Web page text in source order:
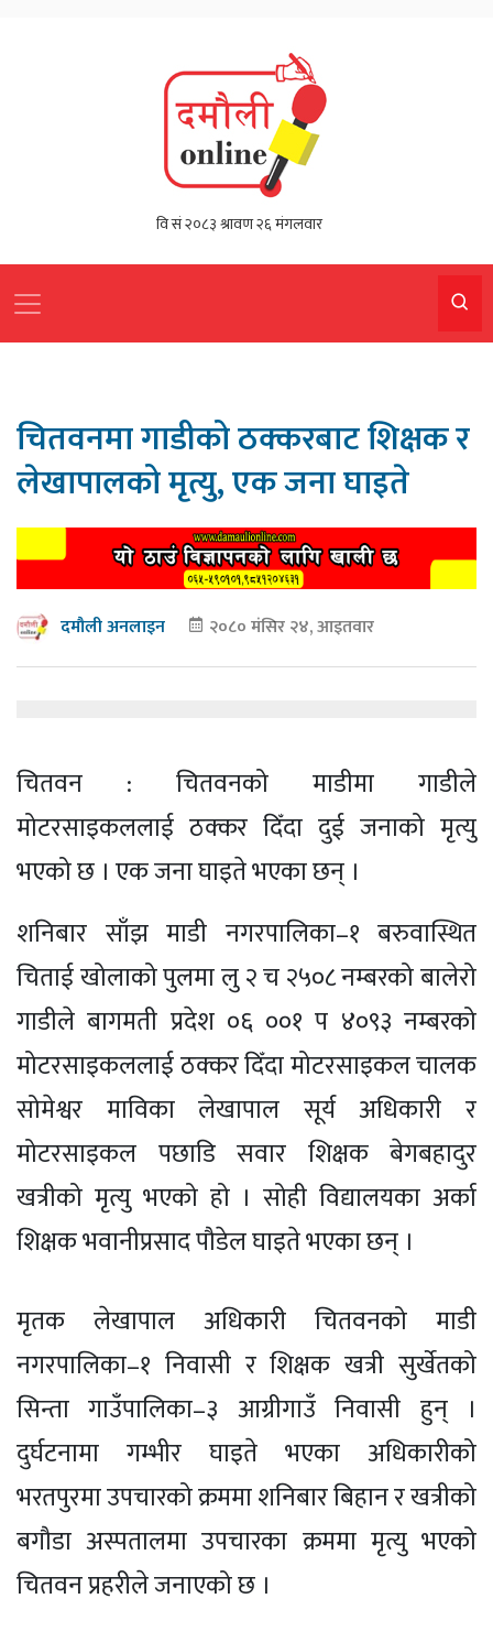
चितवनमा गाडीको ठक्करबाट शिक्षक र
लेखापालको मृत्यु, एक जना घाइते
दमौली अनलाइन २०८० मंसिर २४, आइतवार
चितवन : चितवनको माडीमा गाडीले
मोटरसाइकललाई ठक्कर दिँदा दुई जनाको मृत्यु
भएको छ । एक जना घाइते भएका छन् ।
शनिबार साँझ माडी नगरपालिका–१ बरुवास्थित
चिताई खोलाको पुलमा लु २ च २५०८ नम्बरको बालेरो
गाडीले बागमती प्रदेश ०६ ००१ प ४०९३ नम्बरको
मोटरसाइकललाई ठक्कर दिँदा मोटरसाइकल चालक
सोमेश्वर माविका लेखापाल सूर्य अधिकारी र
मोटरसाइकल पछाडि सवार शिक्षक बेगबहादुर
खत्रीको मृत्यु भएको हो । सोही विद्यालयका अर्का
शिक्षक भवानीप्रसाद पौडेल घाइते भएका छन् ।
मृतक लेखापाल अधिकारी चितवनको माडी
नगरपालिका–१ निवासी र शिक्षक खत्री सुर्खेतको
सिन्ता गाउँपालिका–३ आग्रीगाउँ निवासी हुन् ।
दुर्घटनामा गम्भीर घाइते भएका अधिकारीको
भरतपुरमा उपचारको क्रममा शनिबार बिहान र खत्रीको
बगौडा अस्पतालमा उपचारका क्रममा मृत्यु भएको
चितवन प्रहरीले जनाएको छ ।